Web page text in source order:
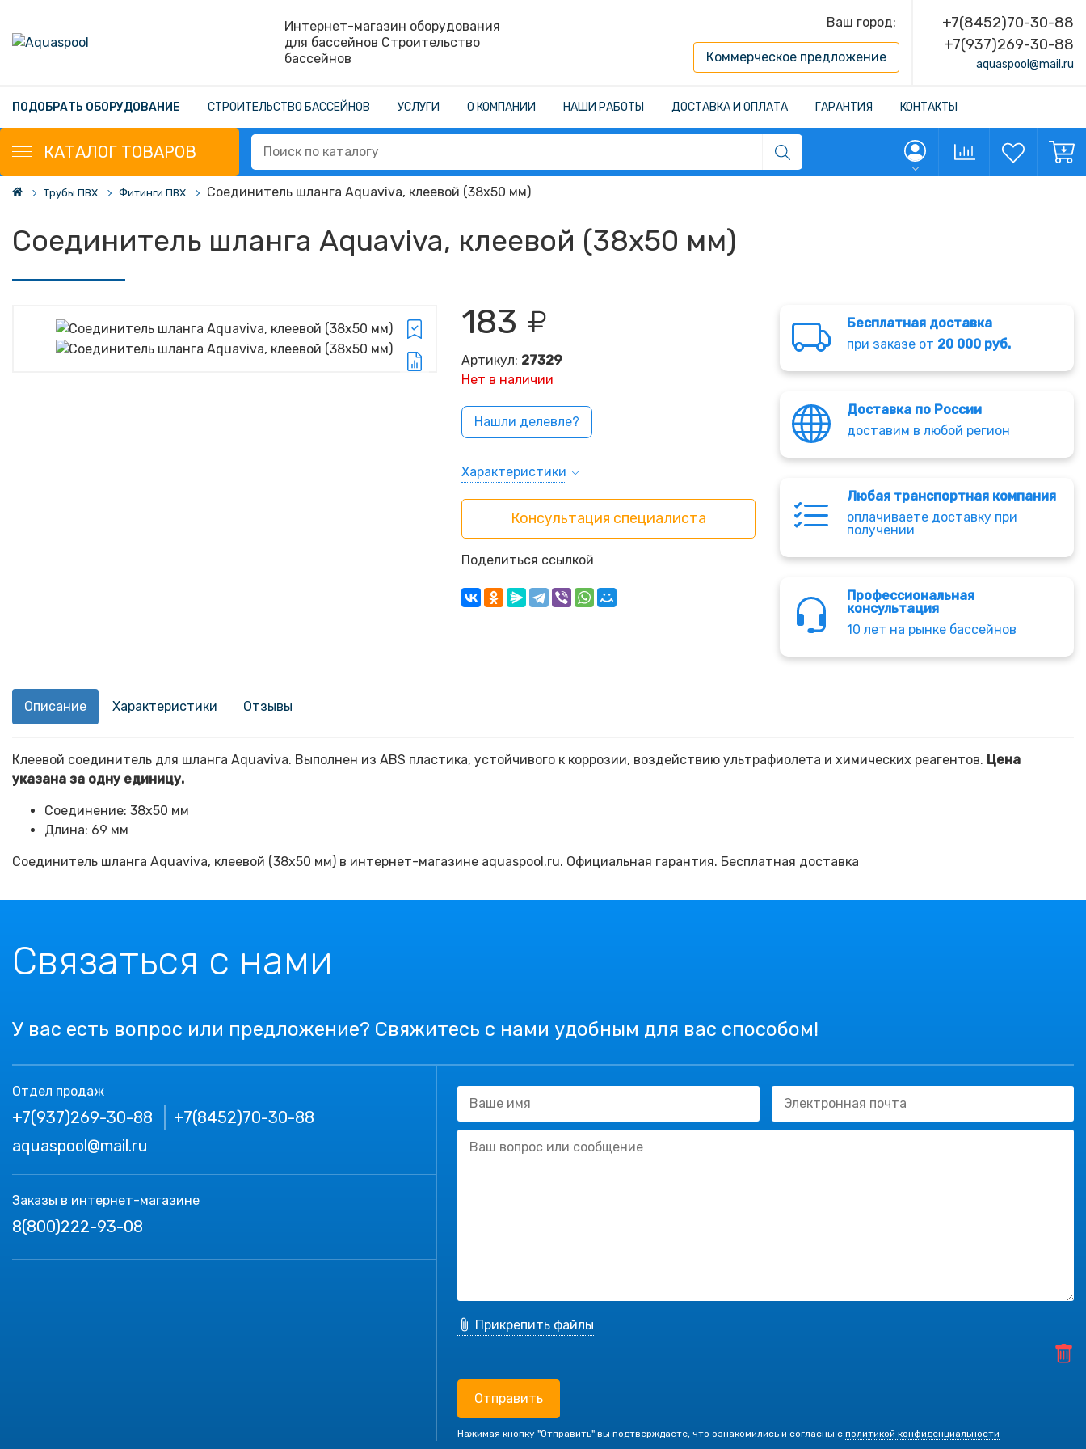
Интернет-магазин оборудования
для бассейнов Строительство
бассейнов
Ваш город:
Коммерческое предложение
+7(8452)70-30-88
+7(937)269-30-88
aquaspool@mail.ru
ПОДОБРАТЬ ОБОРУДОВАНИЕ СТРОИТЕЛЬСТВО БАССЕЙНОВ УСЛУГИ О КОМПАНИИ НАШИ РАБОТЫ ДОСТАВКА И ОПЛАТА ГАРАНТИЯ КОНТАКТЫ
КАТАЛОГ ТОВАРОВ
Трубы ПВХ Фитинги ПВХ Соединитель шланга Aquaviva, клеевой (38х50 мм)
Соединитель шланга Aquaviva, клеевой (38х50 мм)
183
Артикул: 27329
Нет в наличии
Нашли делевле?
Характеристики
Консультация специалиста
Поделиться ссылкой
Бесплатная доставка
при заказе от 20 000 руб.
Доставка по России
доставим в любой регион
Любая транспортная компания
оплачиваете доставку при
получении
Профессиональная
консультация
10 лет на рынке бассейнов
Описание Характеристики Отзывы
Клеевой соединитель для шланга Aquaviva. Выполнен из ABS пластика, устойчивого к коррозии, воздействию ультрафиолета и химических реагентов. Цена
указана за одну единицу.
Соединение: 38х50 мм
Длина: 69 мм
Соединитель шланга Aquaviva, клеевой (38х50 мм) в интернет-магазине aquaspool.ru. Официальная гарантия. Бесплатная доставка
Связаться с нами
У вас есть вопрос или предложение? Свяжитесь с нами удобным для вас способом!
Отдел продаж
+7(937)269-30-88
+7(8452)70-30-88
aquaspool@mail.ru
Заказы в интернет-магазине
8(800)222-93-08
Прикрепить файлы
Отправить
Нажимая кнопку "Отправить" вы подтверждаете, что ознакомились и согласны с политикой конфиденциальности